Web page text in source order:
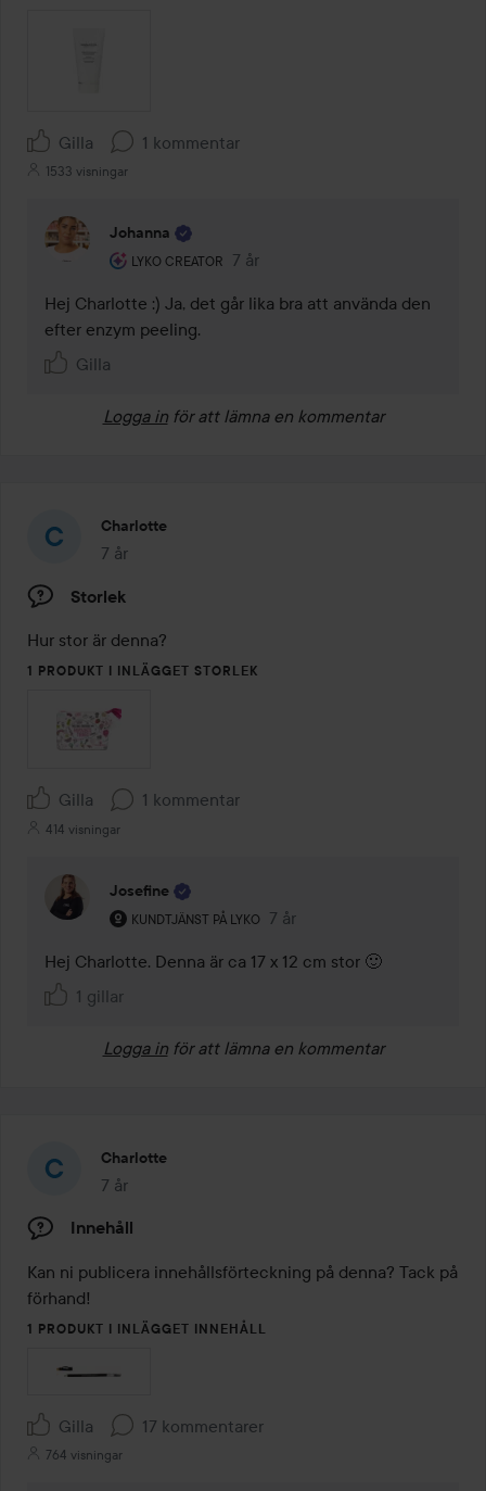
Gilla 1 kommentar
1533 visningar
Johanna
LYKO CREATOR
Användarens roll: Lyko Creator.
7 år
Kommentaren lades 7 år
Hej Charlotte :) Ja, det går lika bra att använda den
efter enzym peeling.
Gilla
Logga in för att lämna en kommentar
Charlotte
7 år
Inlägget skapades 7 år
Storlek
Hur stor är denna?
1 PRODUKT I INLÄGGET STORLEK
Gilla 1 kommentar
414 visningar
Josefine
KUNDTJÄNST PÅ LYKO
Användarens roll: Kundtjänst på Lyko.
7 år
Kommentaren lades 7 år
Hej Charlotte. Denna är ca 17 x 12 cm stor 🙂
1 gillar
Logga in för att lämna en kommentar
Charlotte
7 år
Inlägget skapades 7 år
Innehåll
Kan ni publicera innehållsförteckning på denna? Tack på
förhand!
1 PRODUKT I INLÄGGET INNEHÅLL
Gilla 17 kommentarer
764 visningar